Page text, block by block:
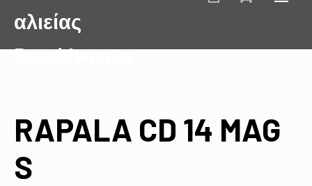
αλιείας
Poseidwnn.gr
RAPALA CD 14 MAG
S